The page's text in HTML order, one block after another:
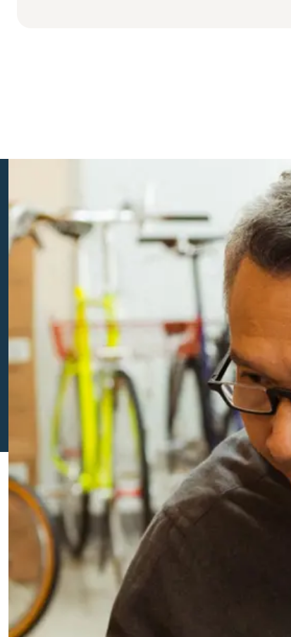
Een
Geplaatst op: 11 november
Personeel & Salaris